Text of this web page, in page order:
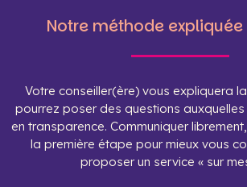
Notre méthode
Votre conseiller(ère) vous expliquera
pourrez poser des questions
en transparence. Communiquer
la première étape pour mieux vous
proposer un service « sur